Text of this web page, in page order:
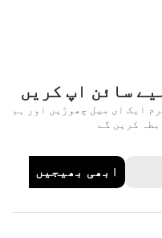
سائن اپ کریں
ایک ای میل چھوڑیں اور ہم
کریں گے
ابھی بھیجیں